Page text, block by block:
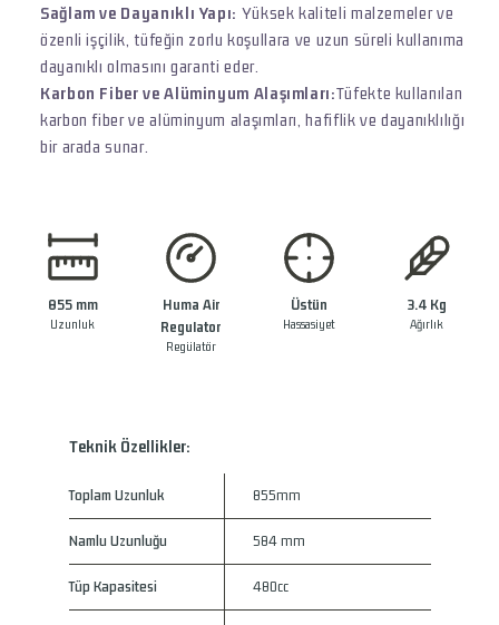
855 mm
Uzunluk
Huma Air
Regulator
Regülatör
Üstün
Hassasiyet
3.4 Kg
Ağırlık
Teknik Özellikler:
Toplam Uzunluk 855mm
Namlu Uzunluğu 584 mm
Tüp Kapasitesi 480cc
Sağlam ve Dayanıklı Yapı: Yüksek kaliteli malzemeler ve
özenli işçilik, tüfeğin zorlu koşullara ve uzun süreli kullanıma
dayanıklı olmasını garanti eder.
Karbon Fiber ve Alüminyum Alaşımları:Tüfekte kullanılan
karbon fiber ve alüminyum alaşımları, hafiflik ve dayanıklılığı
bir arada sunar.